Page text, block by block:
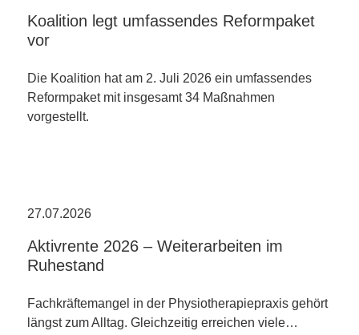
Koalition legt umfassendes Reformpaket
vor
Die Koalition hat am 2. Juli 2026 ein umfassendes
Reformpaket mit insgesamt 34 Maßnahmen
vorgestellt.
27.07.2026
Aktivrente 2026 – Weiterarbeiten im
Ruhestand
Fachkräftemangel in der Physiotherapiepraxis gehört
längst zum Alltag. Gleichzeitig erreichen viele…